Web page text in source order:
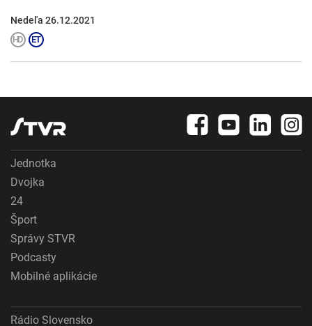
Nedeľa 26.12.2021
Jednotka
Dvojka
24
Šport
Správy STVR
Podcasty
Mobilné aplikácie
Rádio Slovensko